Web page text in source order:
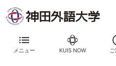
メニュー KUIS NOW